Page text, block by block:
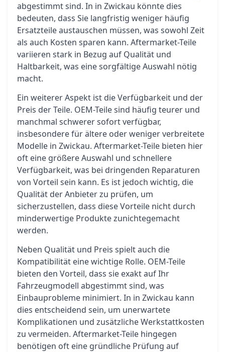
abgestimmt sind. In in Zwickau könnte dies
bedeuten, dass Sie langfristig weniger häufig
Ersatzteile austauschen müssen, was sowohl Zeit
als auch Kosten sparen kann. Aftermarket-Teile
variieren stark in Bezug auf Qualität und
Haltbarkeit, was eine sorgfältige Auswahl nötig
macht.
Ein weiterer Aspekt ist die Verfügbarkeit und der
Preis der Teile. OEM-Teile sind häufig teurer und
manchmal schwerer sofort verfügbar,
insbesondere für ältere oder weniger verbreitete
Modelle in Zwickau. Aftermarket-Teile bieten hier
oft eine größere Auswahl und schnellere
Verfügbarkeit, was bei dringenden Reparaturen
von Vorteil sein kann. Es ist jedoch wichtig, die
Qualität der Anbieter zu prüfen, um
sicherzustellen, dass diese Vorteile nicht durch
minderwertige Produkte zunichtegemacht
werden.
Neben Qualität und Preis spielt auch die
Kompatibilität eine wichtige Rolle. OEM-Teile
bieten den Vorteil, dass sie exakt auf Ihr
Fahrzeugmodell abgestimmt sind, was
Einbauprobleme minimiert. In in Zwickau kann
dies entscheidend sein, um unerwartete
Komplikationen und zusätzliche Werkstattkosten
zu vermeiden. Aftermarket-Teile hingegen
benötigen oft eine gründliche Prüfung auf